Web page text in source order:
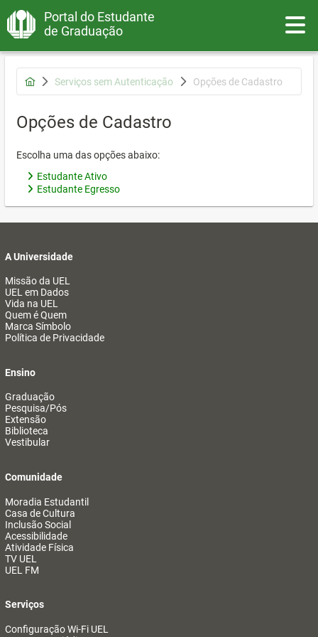
Portal do Estudante
de Graduação
Serviços sem Autenticação Opções de Cadastro
Opções de Cadastro
Escolha uma das opções abaixo:
Estudante Ativo
Estudante Egresso
A Universidade
Missão da UEL
UEL em Dados
Vida na UEL
Quem é Quem
Marca Símbolo
Política de Privacidade
Ensino
Graduação
Pesquisa/Pós
Extensão
Biblioteca
Vestibular
Comunidade
Moradia Estudantil
Casa de Cultura
Inclusão Social
Acessibilidade
Atividade Física
TV UEL
UEL FM
Serviços
Configuração Wi-Fi UEL